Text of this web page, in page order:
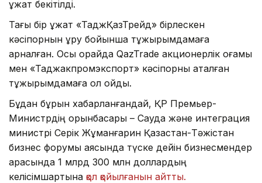
құжат бекітілді.
Тағы бір құжат «ТаджҚазТрейд» бірлескен
кәсіпорнын құру бойынша тұжырымдамаға
арналған. Осы орайда QazTrade акционерлік қоғамы
мен «Таджакпромэкспорт» кәсіпорны аталған
тұжырымдамаға қол қойды.
Бұдан бұрын хабарланғандай, ҚР Премьер-
Министрдің орынбасары – Сауда және интеграция
министрі Серік Жұманғарин Қазақстан-Тәжістан
бизнес форумы аясында түске дейін бизнесмендер
арасында 1 млрд 300 млн доллардың
келісімшартына қол қойылғанын айтты.